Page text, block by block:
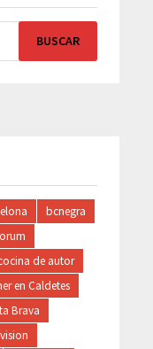
bcnegra
de autor
en Caldetes
Brava